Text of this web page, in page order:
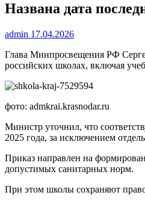
Названа дата
admin 17.04.2026
Глава Минпросвещения РФ
российских школах, включая
фото: admkrai.krasnodar.ru
Министр уточнил, что
2025 года, за исключением
Приказ направлен на
допустимых санитарных норм.
При этом школы сохраняют